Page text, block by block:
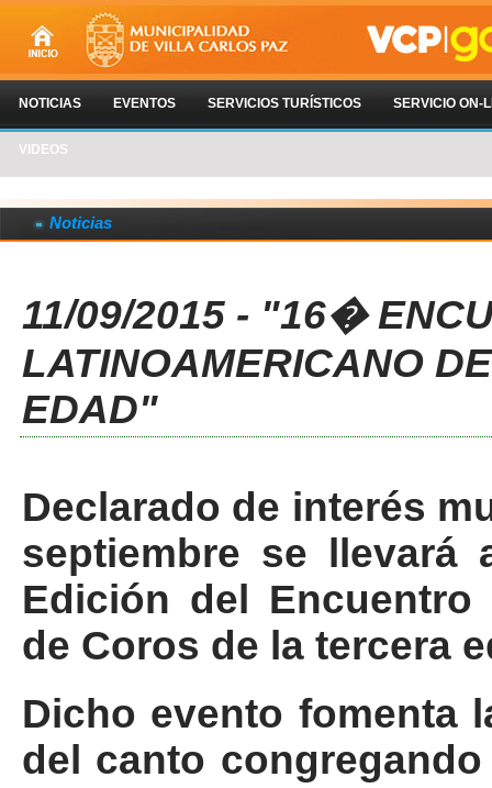
NOTICIAS EVENTOS SERVICIOS TURÍSTICOS SERVICIO ON-
VIDEOS
Noticias
11/09/2015 - "16�
LATINOAMERICANO
EDAD"
Declarado de interés
septiembre se llevará
Edición del
de Coros de la tercera
Dicho evento fomenta
del canto